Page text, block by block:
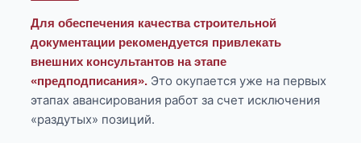
Для обеспечения качества строительной
документации рекомендуется привлекать
внешних консультантов на этапе
«предподписания». Это окупается уже на первых
этапах авансирования работ за счет исключения
«раздутых» позиций.